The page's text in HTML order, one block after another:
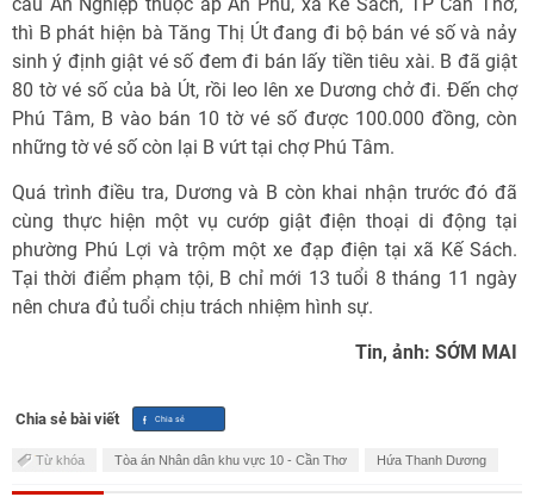
thì B phát hiện bà Tăng Thị Út đang đi bộ bán vé số và nảy
sinh ý định giật vé số đem đi bán lấy tiền tiêu xài. B đã giật
80 tờ vé số của bà Út, rồi leo lên xe Dương chở đi. Đến chợ
Phú Tâm, B vào bán 10 tờ vé số được 100.000 đồng, còn
những tờ vé số còn lại B vứt tại chợ Phú Tâm.
Quá trình điều tra, Dương và B còn khai nhận trước đó đã
cùng thực hiện một vụ cướp giật điện thoại di động tại
phường Phú Lợi và trộm một xe đạp điện tại xã Kế Sách.
Tại thời điểm phạm tội, B chỉ mới 13 tuổi 8 tháng 11 ngày
nên chưa đủ tuổi chịu trách nhiệm hình sự.
Tin, ảnh: SỚM MAI
Chia sẻ bài viết
Từ khóa Tòa án Nhân dân khu vực 10 - Cần Thơ Hứa Thanh Dương